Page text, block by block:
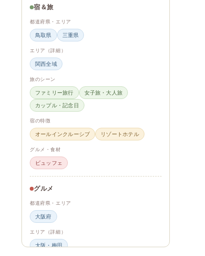
宿＆旅
都道府県・エリア
鳥取県 三重県
エリア（詳細）
関西全域
旅のシーン
ファミリー旅行 女子旅・大人旅
カップル・記念日
宿の特徴
オールインクルーシブ リゾートホテル
グルメ・食材
ビュッフェ
グルメ
都道府県・エリア
大阪府
エリア（詳細）
大阪・梅田